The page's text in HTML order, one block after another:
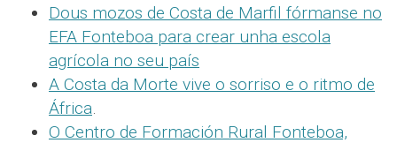
Dous mozos de Costa de Marfil fórmanse no
EFA Fonteboa para crear unha escola
agrícola no seu país
A Costa da Morte vive o sorriso e o ritmo de
África
O Centro de Formación Rural Fonteboa,